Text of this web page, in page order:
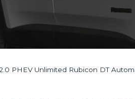
PHEV Unlimited Rubicon DT